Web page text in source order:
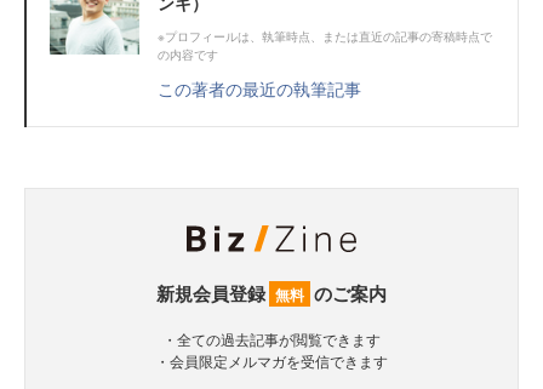
※プロフィールは、執筆時点、または直近の記事の寄稿時点で
の内容です
この著者の最近の執筆記事
新規会員登録 無料 のご案内
・全ての過去記事が閲覧できます
・会員限定メルマガを受信できます